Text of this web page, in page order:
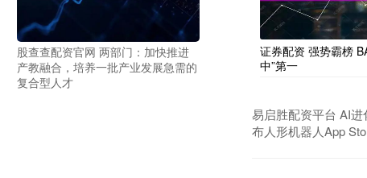
股查查配资官网 两部门：加快推进
产教融合，培养一批产业发展急需的
复合型人才
证券配资 强势霸榜
中”第一
易启胜配资平台 AI
布人形机器人App